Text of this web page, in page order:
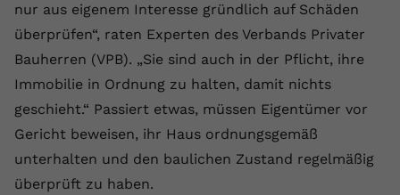
nur aus eigenem Interesse gründlich auf Schäden
überprüfen“, raten Experten des Verbands Privater
Bauherren (VPB). „Sie sind auch in der Pflicht, ihre
Immobilie in Ordnung zu halten, damit nichts
geschieht.“ Passiert etwas, müssen Eigentümer vor
Gericht beweisen, ihr Haus ordnungsgemäß
unterhalten und den baulichen Zustand regelmäßig
überprüft zu haben.
Name fe_typo_user
Anbieter VPB.de
Zweck
Dieses Cookie wird verwendet, um die
Speicherung von
Website zuzuordnen.
Laufzeit 2 Jahre
Zweck
Vimeo installiert dieses Cookie, um
Tracking-Informationen zu sammeln,
indem es eine eindeutige ID zum
Einbetten von Videos auf der Website
setzt.